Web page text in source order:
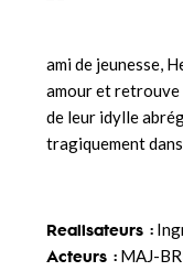
ami de jeunesse,
amour et retrouve
de leur idylle
tragiquement
Realisateurs :
Acteurs : MAJ-